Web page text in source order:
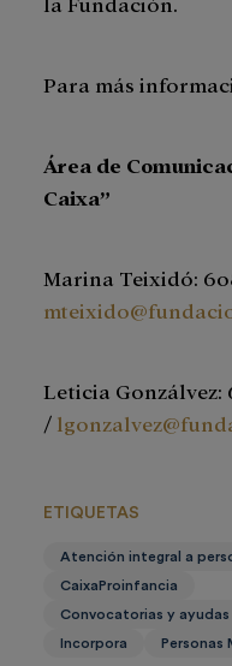
Para más
Área de
Caixa”
Marina Teixidó:
Leticia Gonzálvez:
/
ETIQUETAS
Atención integral a
CaixaProinfancia
Convocatorias y
Incorpora
Personas